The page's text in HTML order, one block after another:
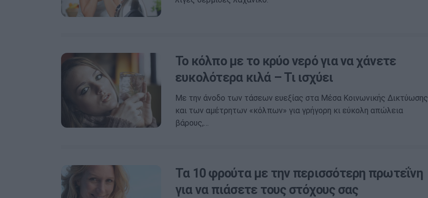
Το κόλπο με το κρύο νερό για να χάνετε
ευκολότερα κιλά – Τι ισχύει
Με την άνοδο των τάσεων ευεξίας στα Μέσα Κοινωνικής Δικτύωσης
και των αμέτρητων «κόλπων» για γρήγορη κι εύκολη απώλεια
βάρους,…
Τα 10 φρούτα με την περισσότερη πρωτεΐνη
για να πιάσετε τους στόχους σας